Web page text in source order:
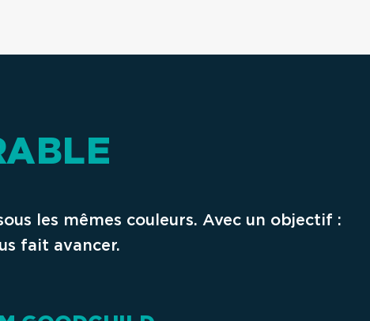
les mêmes couleurs. Avec un objectif :
fait avancer.